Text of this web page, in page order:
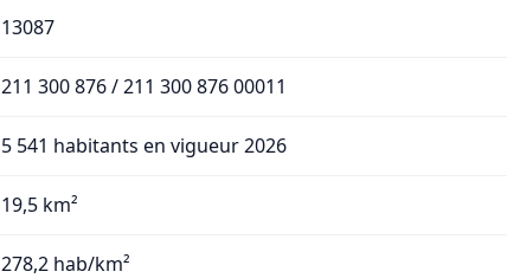
13087
211 300 876 / 211 300 876 00011
5 541 habitants en vigueur 2026
19,5 km²
278,2 hab/km²